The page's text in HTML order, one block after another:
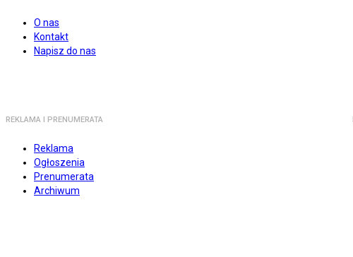
O nas
Kontakt
Napisz do nas
REKLAMA I PRENUMERATA
Reklama
Ogłoszenia
Prenumerata
Archiwum